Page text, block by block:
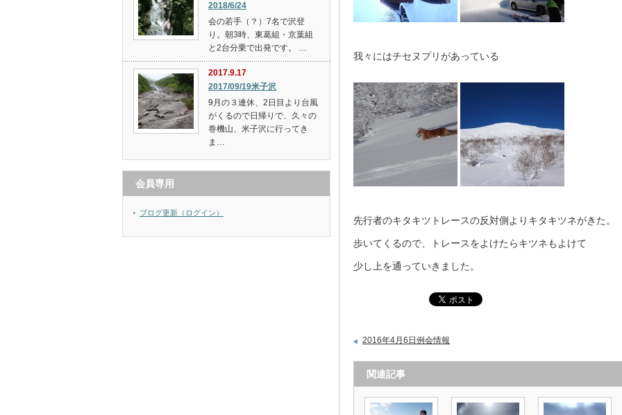
我々にはチセヌプリがあっている
先行者のキタキツトレースの反対側よりキタキツネがきた。
歩いてくるので、トレースをよけたらキツネもよけて
少し上を通っていきました。
2016年4月6日例会情報
関連記事
2018/6/24
会の若手（？）7名で沢登
り。朝3時、東葛組・京葉組
と2台分乗で出発です。 …
2017.9.17
2017/09/19米子沢
9月の３連休、2日目より台風
がくるので日帰りで、久々の
巻機山、米子沢に行ってき
ま…
会員専用
ブログ更新（ログイン）